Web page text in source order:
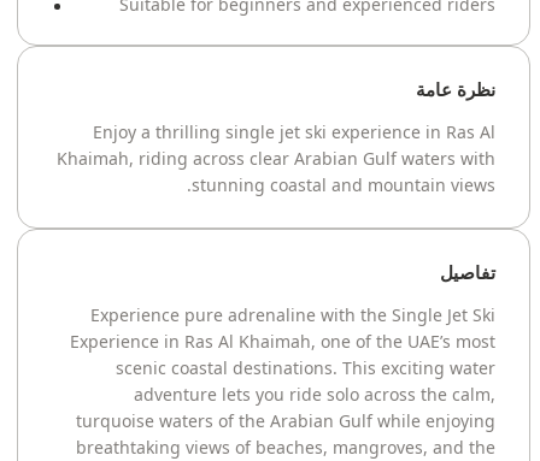
نظرة عامة
Enjoy a thrilling single jet ski experience in Ras Al
Khaimah, riding across clear Arabian Gulf waters with
stunning coastal and mountain views.
تفاصيل
Experience pure adrenaline with the Single Jet Ski
Experience in Ras Al Khaimah, one of the UAE’s most
scenic coastal destinations. This exciting water
adventure lets you ride solo across the calm,
turquoise waters of the Arabian Gulf while enjoying
breathtaking views of beaches, mangroves, and the